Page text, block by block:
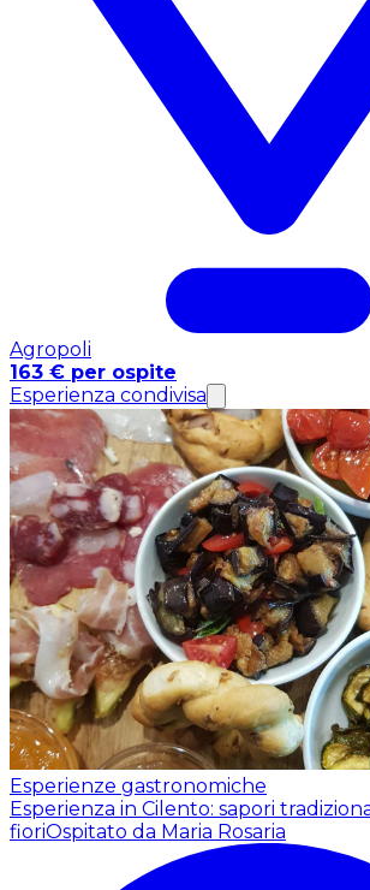
Agropoli
163 € per ospite
Esperienza condivisa
Esperienze gastronomiche
Esperienza in Cilento: sapori
fioriOspitato da Maria Rosaria